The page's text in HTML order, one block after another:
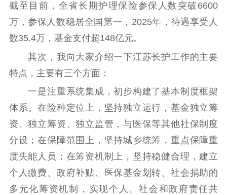
截至目前，全省长期护理保险参保人数突破6600
万，参保人数稳居全国第一，2025年，待遇享受人
数35.4万，基金支付超148亿元。
其次，我向大家介绍一下江苏长护工作的主要
特点，主要有三个方面：
一是注重系统集成，初步构建了基本制度框架
体系。在险种定位上，坚持独立运行，基金独立筹
资、独立筹资、独立监管，与医保等其他社保制度
分设；在保障范围上，坚持城乡统筹，重点保障重
度失能人员；在筹资机制上，坚持稳健合理，建立
个人缴费、政府补贴、医保基金划转、社会捐助的
多元化筹资机制，实现个人、社会和政府责任共